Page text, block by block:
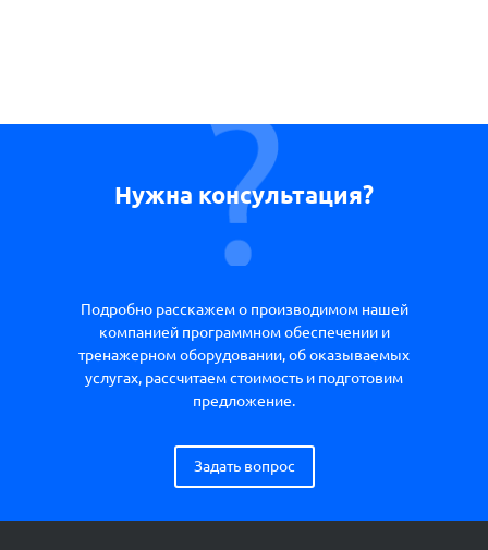
Нужна консультация?
Подробно расскажем о производимом нашей
компанией программном обеспечении и
тренажерном оборудовании, об оказываемых
услугах, рассчитаем стоимость и подготовим
предложение.
Задать вопрос